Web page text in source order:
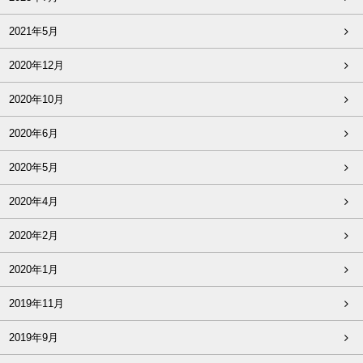
2021年5月
2020年12月
2020年10月
2020年6月
2020年5月
2020年4月
2020年2月
2020年1月
2019年11月
2019年9月